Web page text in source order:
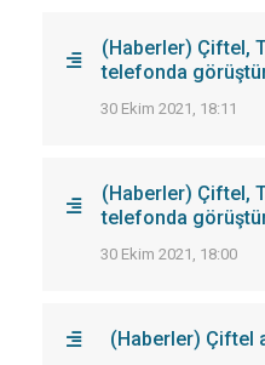
(Haberler) Çiftel,
telefonda
30 Ekim 2021, 18:11
(Haberler) Çiftel,
telefonda
30 Ekim 2021, 18:00
(Haberler) Çiftel